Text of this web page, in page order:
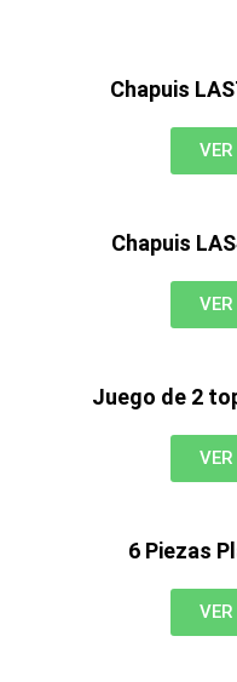
Chapuis
Chapuis
Juego de 2
6 Piezas